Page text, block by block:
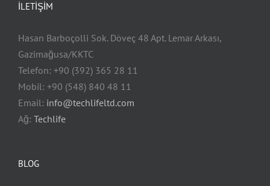
İLETIŞIM
Hasan Barboçolli Sok. Döveç 48 Apt. Lemar Arkası,
Gazimağusa/KKTC
Telefon: +90 (392) 365 28 11
Mobil: +90 (548) 840 48 11
Email: info@techlifeltd.com
Ağ: Techlife
BLOG